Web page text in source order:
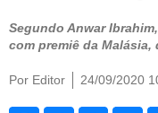
Segundo Anwar
com premiê da Malásia,
Por Editor 24/09/2020